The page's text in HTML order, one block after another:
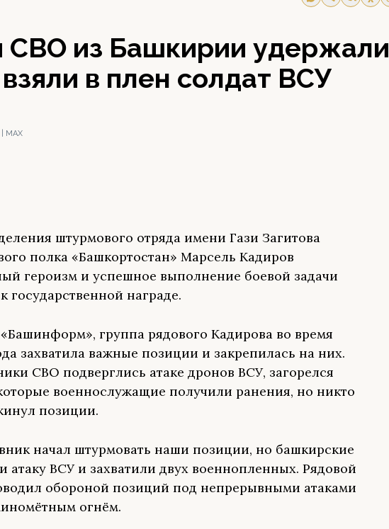
СВО из Башкирии удержали
в плен солдат ВСУ
| МАХ
штурмового отряда имени Гази Загитова
полка «Башкортостан» Марсель Кадиров
героизм и успешное выполнение боевой задачи
государственной награде.
группа рядового Кадирова во время
захватила важные позиции и закрепилась на них.
СВО подверглись атаке дронов ВСУ, загорелся
военнослужащие получили ранения, но никто
позиции.
начал штурмовать наши позиции, но башкирские
атаку ВСУ и захватили двух военнопленных. Рядовой
обороной позиций под непрерывными атаками
огнём.